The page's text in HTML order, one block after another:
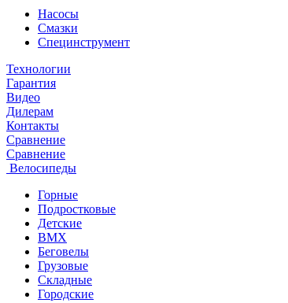
Насосы
Смазки
Специнструмент
Технологии
Гарантия
Видео
Дилерам
Контакты
Сравнение
Сравнение
Велосипеды
Горные
Подростковые
Детские
BMX
Беговелы
Грузовые
Складные
Городские